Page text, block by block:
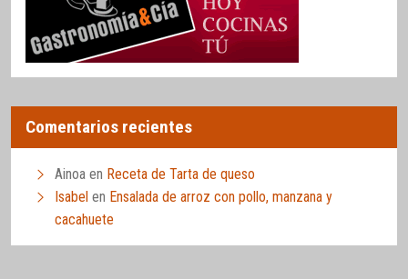
Comentarios recientes
Ainoa en Receta de Tarta de queso
Isabel en Ensalada de arroz con pollo, manzana y
cacahuete